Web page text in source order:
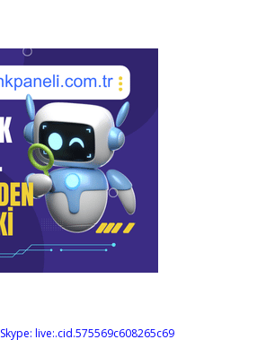
Skype: live:.cid.575569c608265c69